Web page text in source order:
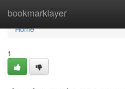
bookmarklayer
Home
Home
1